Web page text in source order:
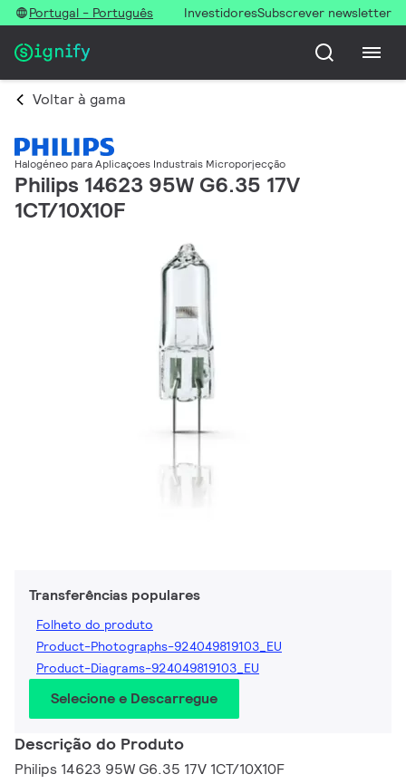
Portugal - Português InvestidoresSubscrever newsletter
Voltar à gama
Halogéneo para Aplicaçoes Industrais Microporjecção
Philips 14623 95W G6.35 17V
1CT/10X10F
Transferências populares
Folheto do produto
Product-Photographs-924049819103_EU
Product-Diagrams-924049819103_EU
Selecione e Descarregue
Descrição do Produto
Philips 14623 95W G6.35 17V 1CT/10X10F